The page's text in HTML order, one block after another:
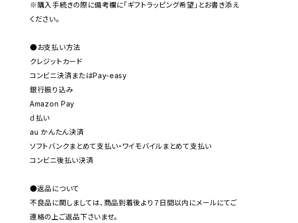
※購入手続きの際に備考欄に「ギフトラッピング希望」とお書き添え
ください。
●お支払い方法
クレジットカード
コンビニ決済またはPay-easy
銀行振り込み
Amazon Pay
ｄ払い
au かんたん決済
ソフトバンクまとめて支払い・ワイモバイルまとめて支払い
コンビニ後払い決済
●返品について
不良品に関しましては、商品到着後より７日間以内にメールにてご
連絡の上ご返品下さいませ。